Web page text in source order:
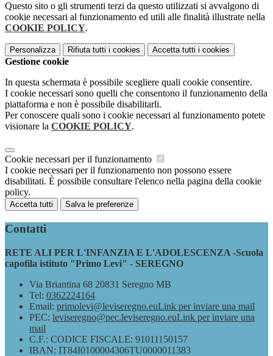
Questo sito o gli strumenti terzi da questo utilizzati si avvalgono di
cookie necessari al funzionamento ed utili alle finalità illustrate nella
COOKIE POLICY.
Personalizza Rifiuta tutti i cookies Accetta tutti i cookies
Gestione cookie
In questa schermata è possibile scegliere quali cookie consentire.
I cookie necessari sono quelli che consentono il funzionamento della
piattaforma e non è possibile disabilitarli.
Per conoscere quali sono i cookie necessari al funzionamento potete
visionare la COOKIE POLICY.
Cookie necessari per il funzionamento
I cookie necessari per il funzionamento non possono essere
disabilitati. È possibile consultare l'elenco nella pagina della cookie
policy.
Accetta tutti Salva le preferenze
Contatti
RETE ALI PER L'INFANZIA E L'ADOLESCENZA -Scuola
capofila istituto "Primo Levi" - SEREGNO
Via Briantina 68 20831 Seregno MB
Tel: 0362224164
Email: primolevi@leviseregno.euLink per inviare una mail
PEC: leviseregno@pec.leviseregno.euLink per inviare una
mail
C.F.: CODICE FISCALE: 91011150157
IBAN: IT84I0100004306TU0000011383